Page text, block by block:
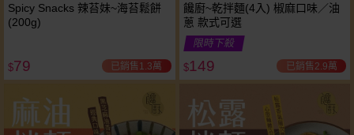
Spicy Snacks 辣苔妹~海苔鬆餅
(200g)
$79 已銷售1.3萬
饞廚~乾拌麵(4入) 椒麻口味／油
蔥 款式可選
限時下殺
$149 已銷售2.9萬